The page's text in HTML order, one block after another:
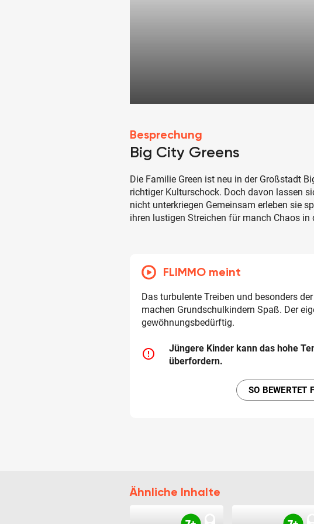
Besprechung
Big City Greens
Die Familie Green ist neu in der Großstadt
richtiger Kulturschock. Doch davon lassen
nicht unterkriegen Gemeinsam erleben sie
ihren lustigen Streichen für manch Chaos in
FLIMMO meint
Das turbulente Treiben und besonders
machen Grundschulkindern Spaß. Der
gewöhnungsbedürftig.
error_outline
Jüngere Kinder kann das hohe
überfordern.
SO BEWERTET
Ähnliche Inhalte